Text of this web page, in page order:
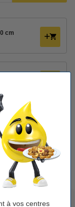
à vos centres
cm